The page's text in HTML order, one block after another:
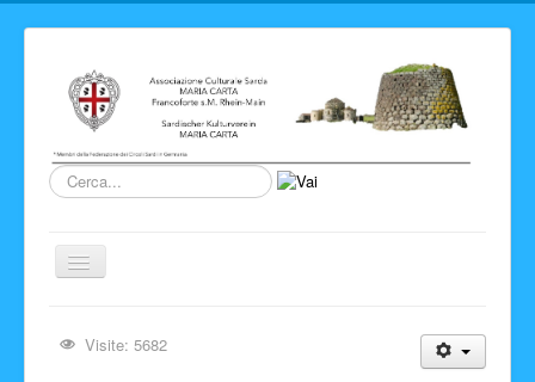
Cerca...
Cambia
Visite: 5682